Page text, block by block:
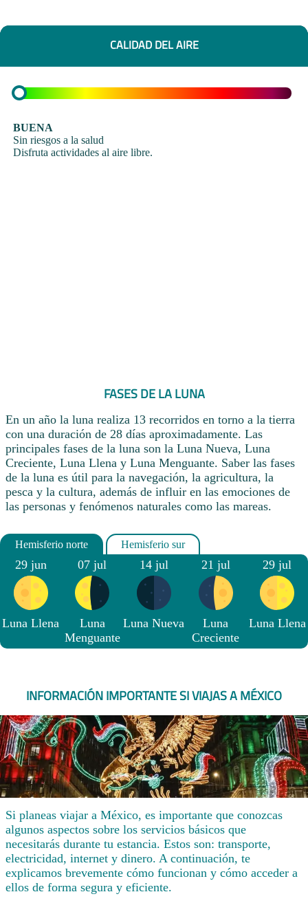
CALIDAD DEL AIRE
BUENA
Sin riesgos a la salud
Disfruta actividades al aire libre.
FASES DE LA LUNA
En un año la luna realiza 13 recorridos en torno a la tierra
con una duración de 28 días aproximadamente. Las
principales fases de la luna son la Luna Nueva, Luna
Creciente, Luna Llena y Luna Menguante. Saber las fases
de la luna es útil para la navegación, la agricultura, la
pesca y la cultura, además de influir en las emociones de
las personas y fenómenos naturales como las mareas.
29 jun
Luna Llena
07 jul
Luna
Menguante
14 jul
Luna Nueva
21 jul
Luna
Creciente
29 jul
Luna Llena
INFORMACIÓN IMPORTANTE SI VIAJAS A MÉXICO
Si planeas viajar a México, es importante que conozcas
algunos aspectos sobre los servicios básicos que
necesitarás durante tu estancia. Estos son: transporte,
electricidad, internet y dinero. A continuación, te
explicamos brevemente cómo funcionan y cómo acceder a
ellos de forma segura y eficiente.